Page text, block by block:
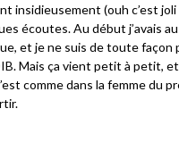
insidieusement (ouh c’est joli
écoutes. Au début j’avais
et je ne suis de toute façon
Mais ça vient petit à petit,
comme dans la femme du